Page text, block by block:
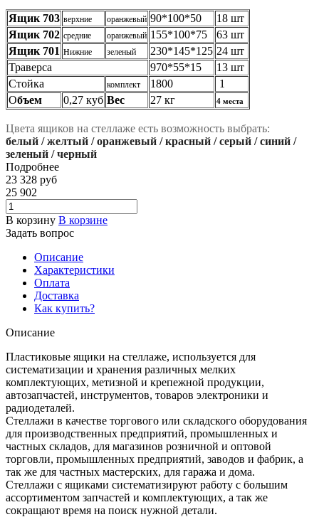
Ящик 703 верхние оранжевый 90*100*50
18 шт
Ящик 702 средние оранжевый 155*100*75
63 шт
Ящик 701 нижние зеленый 230*145*125 24 шт
Траверса
970*55*15
13 шт
Стойка
комплект 1800
1
Объем 0,27 куб Вес 27 кг 4 места
Цвета ящиков на стеллаже есть возможность выбрать:
белый / желтый / оранжевый / красный / серый / синий /
зеленый / черный
Подробнее
23 328 руб
25 902
В корзину В корзине
Задать вопрос
Описание
Характеристики
Оплата
Доставка
Как купить?
Описание
Пластиковые ящики на стеллаже, используется для
систематизации и хранения различных мелких
комплектующих, метизной и крепежной продукции,
автозапчастей, инструментов, товаров электроники и
радиодеталей.
Стеллажи в качестве торгового или складского оборудования
для производственных предприятий, промышленных и
частных складов, для магазинов розничной и оптовой
торговли, промышленных предприятий, заводов и фабрик, а
так же для частных мастерских, для гаража и дома.
Стеллажи с ящиками систематизируют работу с большим
ассортиментом запчастей и комплектующих, а так же
сокращают время на поиск нужной детали.